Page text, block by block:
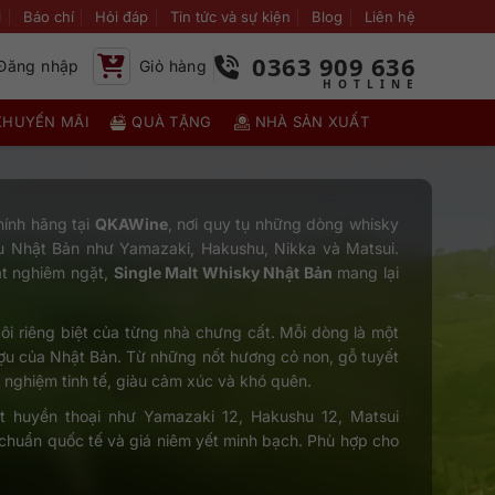
Báo chí Hỏi đáp Tin tức và sự kiện Blog Liên hệ
nhập Giỏ hàng 0363 909 636
MÃI QUÀ TẶNG NHÀ SẢN XUẤT
hãng tại QKAWine, nơi quy tụ những dòng whisky
Bản như Yamazaki, Hakushu, Nikka và Matsui.
nghiêm ngặt, Single Malt Whisky Nhật Bản mang lại
riêng biệt của từng nhà chưng cất. Mỗi dòng là một
của Nhật Bản. Từ những nốt hương cỏ non, gỗ tuyết
tinh tế, giàu cảm xúc và khó quên.
thoại như Yamazaki 12, Hakushu 12, Matsui
quốc tế và giá niêm yết minh bạch. Phù hợp cho